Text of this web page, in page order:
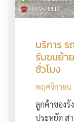
บริการ ร
รับขนย้า
ชั่วโมง
พฤศจิกายน
ลูกค้าของรั
ประหยัด ส